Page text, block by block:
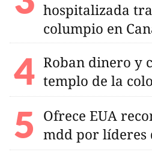
hospitalizada
columpio en
Roban dinero y
templo de la
Ofrece EUA
mdd por líderes